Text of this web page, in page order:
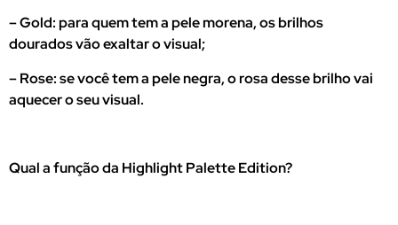
– Gold: para quem tem a pele morena, os brilhos
dourados vão exaltar o visual;
– Rose: se você tem a pele negra, o rosa desse brilho vai
aquecer o seu visual.
Qual a função da Highlight Palette Edition?